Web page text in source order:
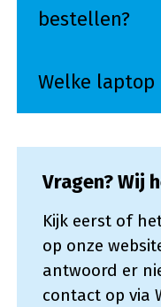
bestellen?
Welke laptop
Vragen? Wij
Kijk eerst of
op onze
antwoord er
contact op via